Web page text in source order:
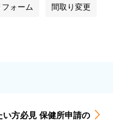
ォーム 間取り変更
い方必見 保健所申請の